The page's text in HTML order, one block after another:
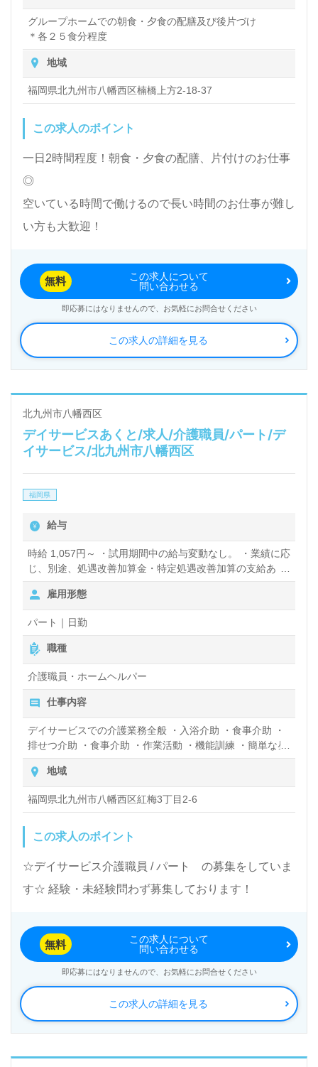
当コンサルタントよりご案内します。お問い合わせも
遠慮なくお願いします
医療/福祉業界の正社員/パート求人探しは【ウィルオ
ブ介護】＊求人情報収集、将来的に検討の方も遠慮な
く＊
LINE、メール、お電話などご希望に応じてお問い合
わせ/ご相談可能です。転職相談、求人紹介、年収交
渉など完全無料サービスをご利用いただけます。＜非
公開求人も取扱いあり！＞"転職支援"のプロと一緒に
グループホームでの朝食・夕食の配膳及び後片づけ
＊各２５食分程度
地域
福岡県北九州市八幡西区楠橋上方2-18-37
この求人のポイント
一日2時間程度！朝食・夕食の配膳、片付けのお仕事
◎
空いている時間で働けるので長い時間のお仕事が難し
い方も大歓迎！
この求人の詳細を見る
無料
この求人について
問い合わせる
即応募にはなりませんので、お気軽にお問合せください
北九州市八幡西区
デイサービスあくと/求人/介護職員/パート/デ
イサービス/北九州市八幡西区
福岡県
給与
時給 1,057円～ ・試用期間中の給与変動なし。 ・業績に応
じ、別途、処遇改善加算金・特定処遇改善加算の支給あ
り。
雇用形態
パート｜日勤
職種
介護職員・ホームヘルパー
仕事内容
デイサービスでの介護業務全般 ・入浴介助 ・食事介助 ・
排せつ介助 ・食事介助 ・作業活動 ・機能訓練 ・簡単な昼
食つくり(メニュー・レシピあり。材料も届きます) ・送迎
等
地域
福岡県北九州市八幡西区紅梅3丁目2-6
この求人のポイント
☆デイサービス介護職員 / パート の募集をしていま
す☆ 経験・未経験問わず募集しております！
この求人の詳細を見る
無料
この求人について
問い合わせる
即応募にはなりませんので、お気軽にお問合せください